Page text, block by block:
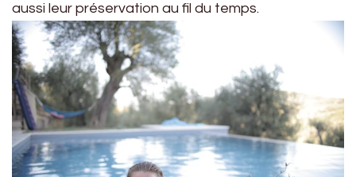
aussi leur préservation au fil du temps.